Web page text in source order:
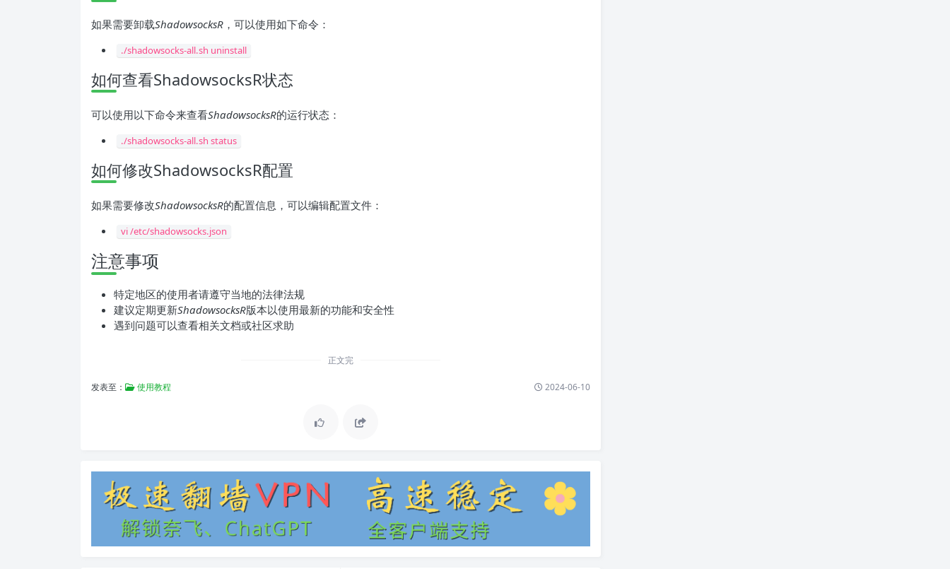
如果需要卸载ShadowsocksR ，可以使用如下命令：
./shadowsocks-all.sh uninstall
如何查看ShadowsocksR状态
可以使用以下命令来查看ShadowsocksR的运行状态：
./shadowsocks-all.sh status
如何修改ShadowsocksR配置
如果需要修改ShadowsocksR的配置信息，可以编辑配置文件：
vi /etc/shadowsocks.json
注意事项
特定地区的使用者请遵守当地的法律法规
建议定期更新ShadowsocksR版本以使用最新的功能和安全性
遇到问题可以查看相关文档或社区求助
正文完
发表至： 使用教程 2024-06-10